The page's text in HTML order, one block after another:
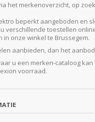
het merkenoverzicht, op
beperkt aangeboden en
verschillende toestellen
onze winkel te Brussegem.
aanbieden, dan het
u een merken-cataloog
voorraad.